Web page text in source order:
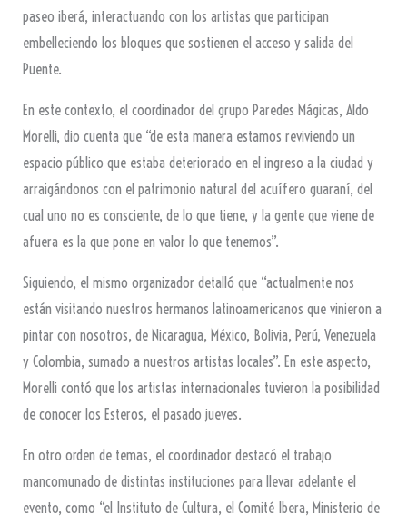
paseo iberá, interactuando con los artistas que participan
embelleciendo los bloques que sostienen el acceso y salida del
Puente.
En este contexto, el coordinador del grupo Paredes Mágicas, Aldo
Morelli, dio cuenta que “de esta manera estamos reviviendo un
espacio público que estaba deteriorado en el ingreso a la ciudad y
arraigándonos con el patrimonio natural del acuífero guaraní, del
cual uno no es consciente, de lo que tiene, y la gente que viene de
afuera es la que pone en valor lo que tenemos”.
Siguiendo, el mismo organizador detalló que “actualmente nos
están visitando nuestros hermanos latinoamericanos que vinieron a
pintar con nosotros, de Nicaragua, México, Bolivia, Perú, Venezuela
y Colombia, sumado a nuestros artistas locales”. En este aspecto,
Morelli contó que los artistas internacionales tuvieron la posibilidad
de conocer los Esteros, el pasado jueves.
En otro orden de temas, el coordinador destacó el trabajo
mancomunado de distintas instituciones para llevar adelante el
evento, como “el Instituto de Cultura, el Comité Ibera, Ministerio de